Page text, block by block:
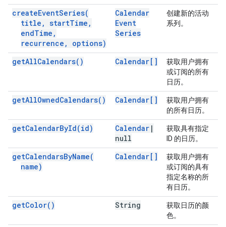
createEventSeries(
title , startTime ,
endTime ,
recurrence , options)
Calendar
Event
Series
创建新的活动
系列。
getAllCalendars( ) Calendar[]
获取用户拥有
或订阅的所有
日历。
getAllOwnedCalendars( ) Calendar[]
获取用户拥有
的所有日历。
getCalendarById(id) Calendar |
null
获取具有指定
ID 的日历。
getCalendarsByName(
name)
Calendar[]
获取用户拥有
或订阅的具有
指定名称的所
有日历。
getColor( ) String
获取日历的颜
色。